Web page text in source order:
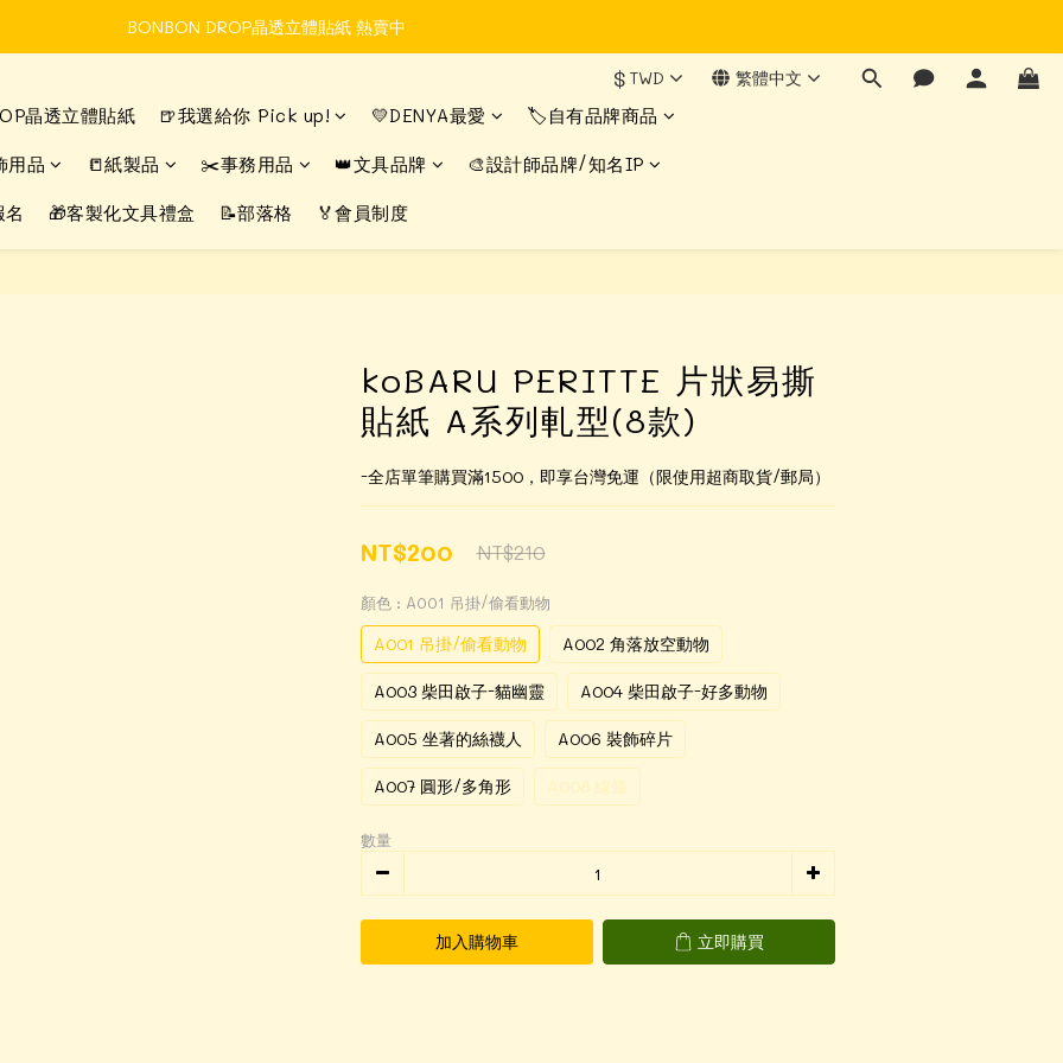
Time to enjoy STATIONERY!
BONBON DROP晶透立體貼紙 熱賣中
Time to enjoy STATIONERY!
$ TWD 繁體中文
晶透立體貼紙 🍺我選給你 Pick up! 💛DENYA最愛 🏷️自有品牌商品
用品 📒紙製品 ✂️事務用品 👑文具品牌 🎨設計師品牌/知名IP
🎁客製化文具禮盒 📝部落格 🏅會員制度
koBARU PERITTE 片狀易撕
貼紙 A系列軋型(8款)
-全店單筆購買滿1500，即享台灣免運（限使用超商取貨/郵局）
NT$200 NT$210
顏色 : A001 吊掛/偷看動物
A001 吊掛/偷看動物 A002 角落放空動物
A003 柴田啟子-貓幽靈 A004 柴田啟子-好多動物
A005 坐著的絲襪人 A006 裝飾碎片
A007 圓形/多角形 A008 線條
數量
加入購物車 立即購買